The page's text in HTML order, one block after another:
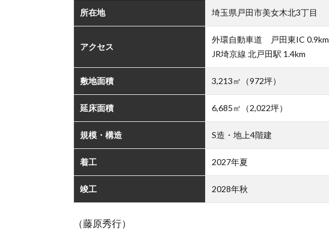
所在地 埼玉県戸田市美女木北3丁目
アクセス
外環自動車道 戸田東IC 0.9km
JR埼京線 北戸田駅 1.4km
敷地面積 3,213㎡（972坪）
延床面積 6,685㎡（2,022坪）
規模・構造 S造・地上4階建
着工 2027年夏
竣工 2028年秋
（藤原秀行）